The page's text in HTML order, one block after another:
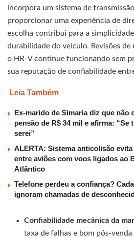
incorpora um sistema de
proporcionar uma experiência de
escolha contribui para a
durabilidade do veículo. Revisões de
o HR-V continue funcionando sem
sua reputação de confiabilidade
Leia Também
Ex-marido de Simaria diz que não
pensão de R$ 34 mil e afirma: “Se
serei”
ALERTA: Sistema anticolisão
entre aviões com voos ligados ao
Atlântico
Telefone perdeu a confiança?
ignoram chamadas de
Confiabilidade mecânica da
taxa de falhas e bom pós-venda